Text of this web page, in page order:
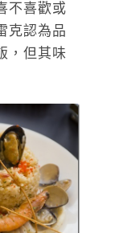
不喜歡或
克認為品
，但其味